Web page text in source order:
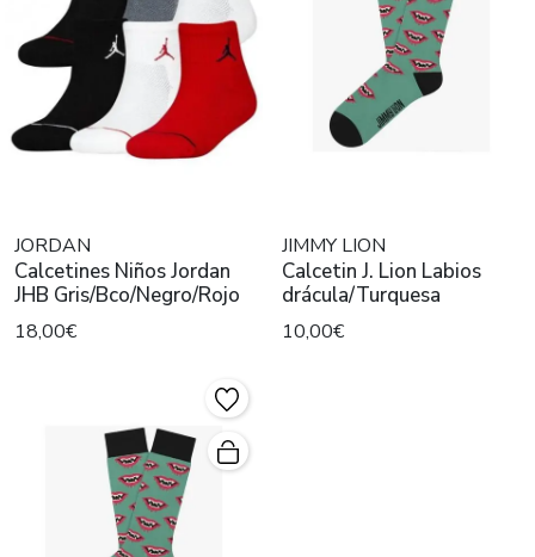
JORDAN
Calcetines Niños Jordan
JHB Gris/Bco/Negro/Rojo
18,00€
JIMMY LION
Calcetin J. Lion Labios
drácula/Turquesa
10,00€